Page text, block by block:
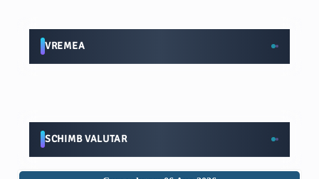
VREMEA
SCHIMB VALUTAR